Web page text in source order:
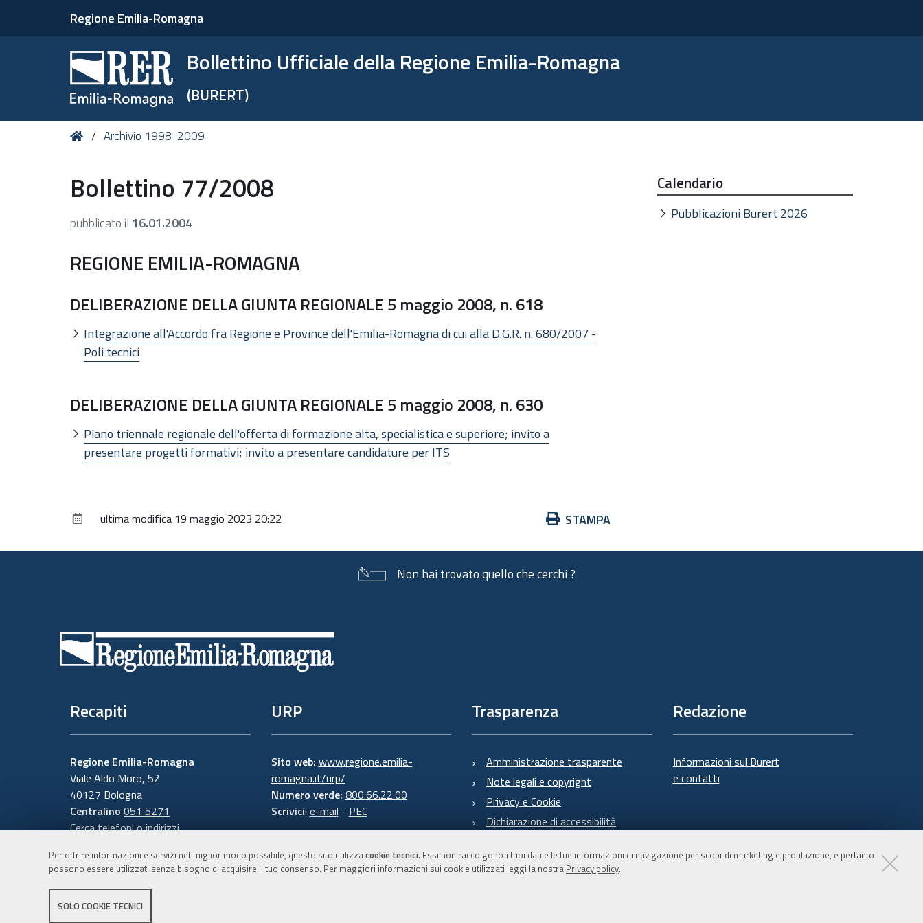
Per offrire informazioni e servizi nel miglior modo possibile, questo sito utilizzacookie tecnici. Essi non raccolgono i tuoi dati e le tue informazioni di navigazione per scopi di marketing e profilazione, e pertanto
possono essere utilizzati senza bisogno di acquisire il tuo consenso. Per maggiori informazioni sui cookie utilizzati leggi la nostra Privacy policy.
SOLO COOKIE TECNICI
Regione Emilia-Romagna
Bollettino Ufficiale della Regione Emilia-Romagna
(BURERT)
Tu HomeArchivio 1998-2009
Bollettino 77/2008
pubblicato il 16.01.2004
REGIONE EMILIA-ROMAGNA
DELIBERAZIONE DELLA GIUNTA REGIONALE 5 maggio 2008, n. 618
Integrazione all'Accordo fra Regione e Province dell'Emilia-Romagna di cui alla D.G.R. n. 680/2007 -
Poli tecnici
DELIBERAZIONE DELLA GIUNTA REGIONALE 5 maggio 2008, n. 630
Piano triennale regionale dell'offerta di formazione alta, specialistica e superiore; invito a
presentare progetti formativi; invito a presentare candidature per ITS
Azioni
documento
STAMPA
ultima modifica 19 maggio 2023 20:22
Calendario
Pubblicazioni Burert 2026
Non hai trovato quello che cerchi ?
Recapiti
Regione Emilia-Romagna
Viale Aldo Moro, 52
40127 Bologna
Centralino 051 5271
Cerca telefoni o indirizzi
URP
Sito web: www.regione.emilia-
romagna.it/urp/
Numero verde: 800.66.22.00
Scrivici: e-mail - PEC
Trasparenza
Amministrazione trasparente
Note legali e copyright
Privacy e Cookie
Dichiarazione di accessibilità
Redazione
Informazioni sul Burert
e contatti